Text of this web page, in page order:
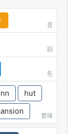
音
訓
名
hut
意味